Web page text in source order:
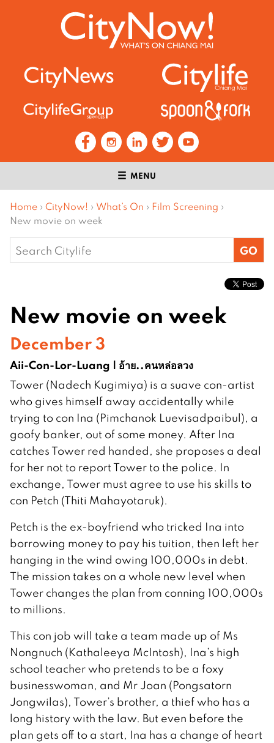
MENU
Home › CityNow! › What’s On › Film Screening ›
New movie on week
Search
for:
New movie on week
December 3
Aii-Con-Lor-Luang | อ้าย..คนหล่อลวง
Tower (Nadech Kugimiya) is a suave con-artist
who gives himself away accidentally while
trying to con Ina (Pimchanok Luevisadpaibul), a
goofy banker, out of some money. After Ina
catches Tower red handed, she proposes a deal
for her not to report Tower to the police. In
exchange, Tower must agree to use his skills to
con Petch (Thiti Mahayotaruk).
Petch is the ex-boyfriend who tricked Ina into
borrowing money to pay his tuition, then left her
hanging in the wind owing 100,000s in debt.
The mission takes on a whole new level when
Tower changes the plan from conning 100,000s
to millions.
This con job will take a team made up of Ms
Nongnuch (Kathaleeya McIntosh), Ina’s high
school teacher who pretends to be a foxy
businesswoman, and Mr Joan (Pongsatorn
Jongwilas), Tower’s brother, a thief who has a
long history with the law. But even before the
plan gets off to a start, Ina has a change of heart